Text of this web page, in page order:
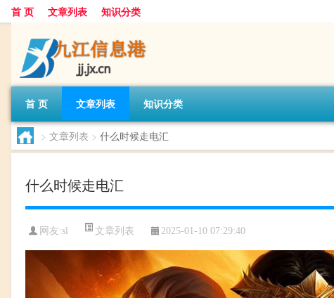
首 页 文章列表 知识分类
首 页 文章列表 知识分类
> 文章列表 > 什么时候走电汇
什么时候走电汇
网友:sl 文章列表 2025-01-10 07:29:40